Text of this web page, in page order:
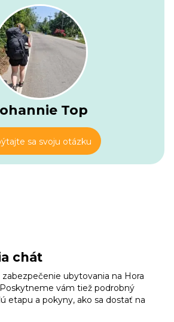
na vrchole Skolio budete
cez oblasť známu ako Zonaria,
hory Olymp úchvatne krásne.
dorazíte do útočiska Spilios
budovy, ktorá sa nachádza
tvorí prirodzený balkón s
100 m. Toto útulné útočisko je
relaxáciu a oddych. Neskôr večer sa
Top
sa svoju otázku
chát
ubytovania na Hora
vám tiež podrobný
etapu a pokyny, ako sa dostať na